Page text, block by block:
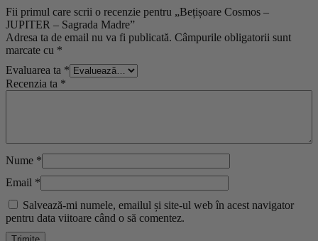
Fii primul care scrii o recenzie pentru „Bețișoare Cosmos –
JUPITER – Sagrada Madre”
Adresa ta de email nu va fi publicată. Câmpurile obligatorii sunt
marcate cu *
Evaluarea ta *
Recenzia ta *
Nume *
Email *
Salvează-mi numele, emailul și site-ul web în acest navigator
pentru data viitoare când o să comentez.